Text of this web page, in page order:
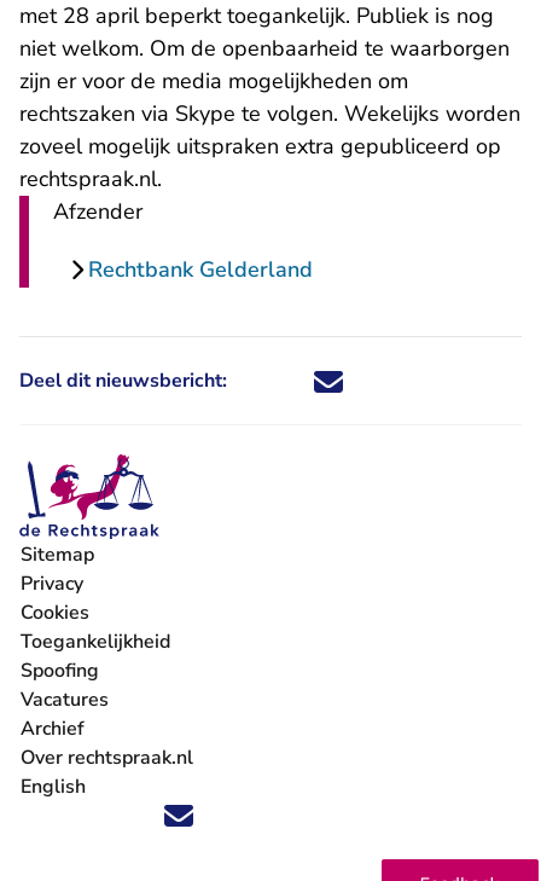
met 28 april beperkt toegankelijk. Publiek is nog
niet welkom. Om de openbaarheid te waarborgen
zijn er voor de media mogelijkheden om
rechtszaken via Skype te volgen. Wekelijks worden
zoveel mogelijk uitspraken extra gepubliceerd op
rechtspraak.nl.
Afzender
Rechtbank Gelderland
Deel dit nieuwsbericht: Deel dit nieuwsbericht via X -
Deel dit nieuwsbericht via
Deel dit nieuwsbericht
Deel dit
Volg ons op X (Twitter) - U verlaat Rechtspraak.nl
Volg ons op Facebook - U verlaat Rechtspraak.nl
Volg ons op Instagram - U verlaat Rechtspraak.nl
Volg ons op Youtube - U verlaat Rechtspraak.nl
Volg ons op LinkedIn - U verlaat
'Blijf op de hoogte' nieuwsbrief - U verlaat
Sitemap
Privacy
Cookies
Toegankelijkheid
Spoofing
Vacatures
- U verlaat Rechtspraak.nl
Archief
Over rechtspraak.nl
English